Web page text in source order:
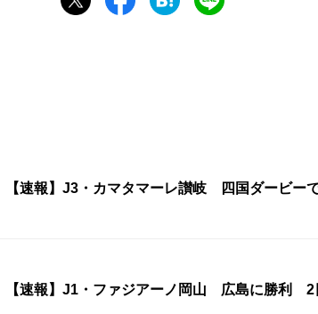
【速報】J3・カマタマーレ讃岐 四国ダービー
【速報】J1・ファジアーノ岡山 広島に勝利 2